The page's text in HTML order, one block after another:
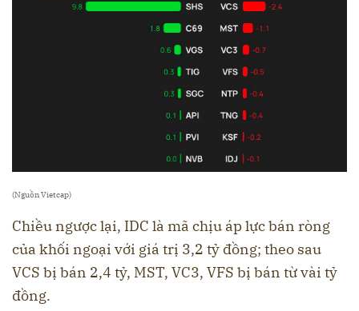
(Nguồn Vietcap)
Chiều ngược lại, IDC là mã chịu áp lực bán ròng
của khối ngoại với giá trị 3,2 tỷ đồng; theo sau
VCS bị bán 2,4 tỷ, MST, VC3, VFS bị bán từ vài tỷ
đồng.